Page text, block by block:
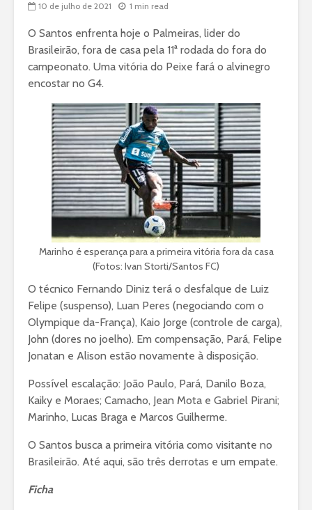
10 de julho de 2021 1 min read
O Santos enfrenta hoje o Palmeiras, lider do
Brasileirão, fora de casa pela 11ª rodada do fora do
campeonato. Uma vitória do Peixe fará o alvinegro
encostar no G4.
Marinho é esperança para a primeira vitória fora da casa
(Fotos: Ivan Storti/Santos FC)
O técnico Fernando Diniz terá o desfalque de Luiz
Felipe (suspenso), Luan Peres (negociando com o
Olympique da-França), Kaio Jorge (controle de carga),
John (dores no joelho). Em compensação, Pará, Felipe
Jonatan e Alison estão novamente à disposição.
Possível escalação: João Paulo, Pará, Danilo Boza,
Kaiky e Moraes; Camacho, Jean Mota e Gabriel Pirani;
Marinho, Lucas Braga e Marcos Guilherme.
O Santos busca a primeira vitória como visitante no
Brasileirão. Até aqui, são três derrotas e um empate.
Ficha